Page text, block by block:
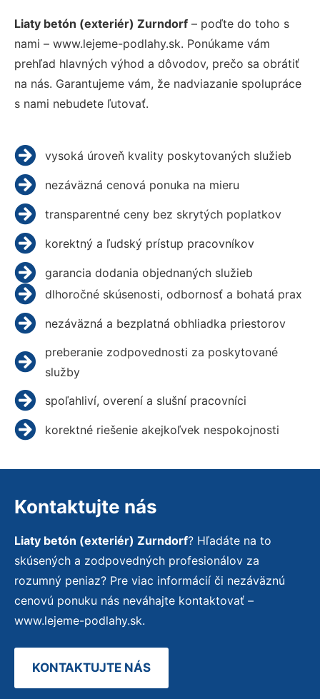
Liaty betón (exteriér) Zurndorf – poďte do toho s
nami – www.lejeme-podlahy.sk. Ponúkame vám
prehľad hlavných výhod a dôvodov, prečo sa obrátiť
na nás. Garantujeme vám, že nadviazanie spolupráce
s nami nebudete ľutovať.
vysoká úroveň kvality poskytovaných služieb
nezáväzná cenová ponuka na mieru
transparentné ceny bez skrytých poplatkov
korektný a ľudský prístup pracovníkov
garancia dodania objednaných služieb
dlhoročné skúsenosti, odbornosť a bohatá prax
nezáväzná a bezplatná obhliadka priestorov
preberanie zodpovednosti za poskytované
služby
spoľahliví, overení a slušní pracovníci
korektné riešenie akejkoľvek nespokojnosti
Kontaktujte nás
Liaty betón (exteriér) Zurndorf? Hľadáte na to
skúsených a zodpovedných profesionálov za
rozumný peniaz? Pre viac informácií či nezáväznú
cenovú ponuku nás neváhajte kontaktovať –
www.lejeme-podlahy.sk.
KONTAKTUJTE NÁS